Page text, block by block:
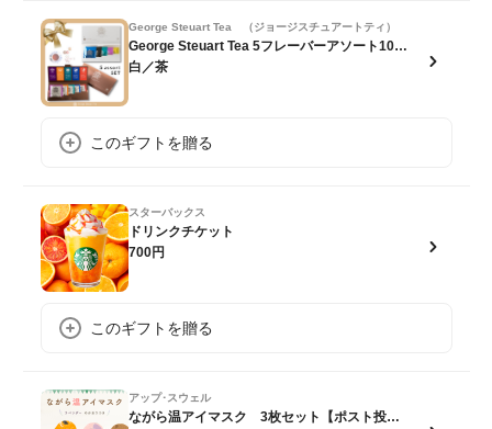
George Steuart Tea （ジョージスチュアートティ）
George Steuart Tea 5フレーバーアソート10P【ポスト投函】
白／茶
このギフトを贈る
スターバックス
ドリンクチケット
700円
このギフトを贈る
アップ･スウェル
ながら温アイマスク 3枚セット【ポスト投函】